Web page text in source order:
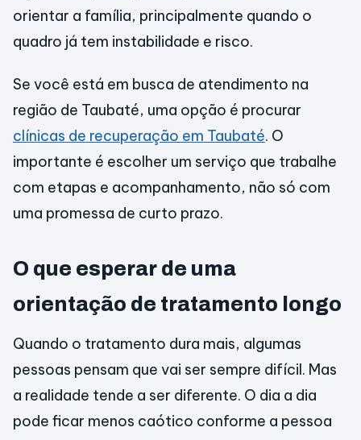
orientar a família, principalmente quando o
quadro já tem instabilidade e risco.
Se você está em busca de atendimento na
região de Taubaté, uma opção é procurar
clínicas de recuperação em Taubaté. O
importante é escolher um serviço que trabalhe
com etapas e acompanhamento, não só com
uma promessa de curto prazo.
O que esperar de uma
orientação de tratamento longo
Quando o tratamento dura mais, algumas
pessoas pensam que vai ser sempre difícil. Mas
a realidade tende a ser diferente. O dia a dia
pode ficar menos caótico conforme a pessoa